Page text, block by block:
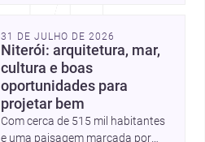
31 DE JULHO DE 2026
Niterói: arquitetura, mar,
cultura e boas
oportunidades para
projetar bem
Com cerca de 515 mil habitantes
e uma paisagem marcada por